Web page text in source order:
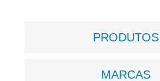
PRODUTOS
MARCAS